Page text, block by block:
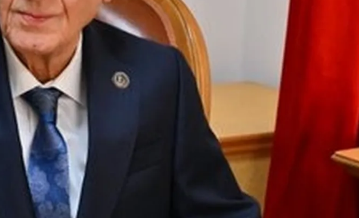
Kazası: 3’ü Çocuk 7 Kişi Yaralandı
paniği